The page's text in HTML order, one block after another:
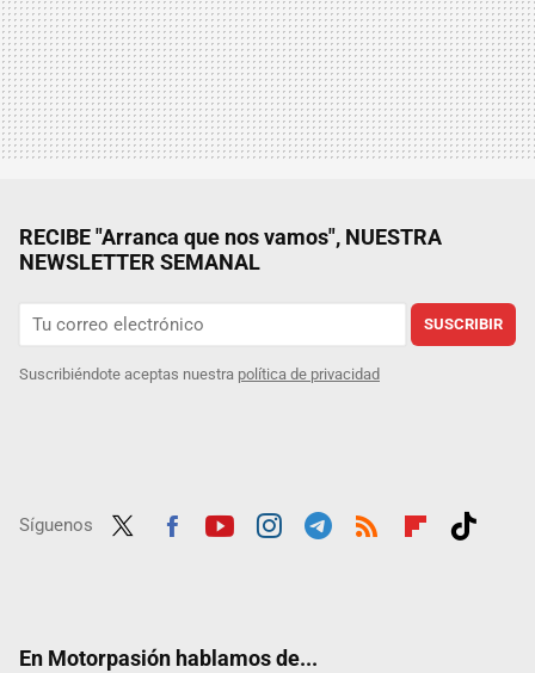
RECIBE "Arranca que nos vamos", NUESTRA
NEWSLETTER SEMANAL
SUSCRIBIR
Suscribiéndote aceptas nuestra política de privacidad
Síguenos
En Motorpasión hablamos de...